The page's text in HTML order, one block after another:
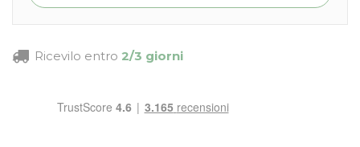
Ricevilo entro 2/3 giorni